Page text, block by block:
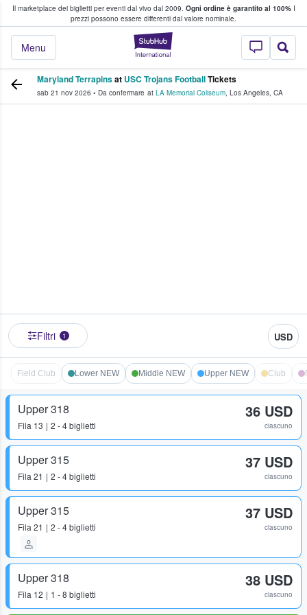
Il marketplace dei biglietti per eventi dal vivo dal 2009. Ogni ordine è garantito al 100%I
prezzi possono essere differenti dal valore nominale.
StubHub - Dove
Menu
fan comprano e vendono biglietti
Maryland Terrapinsat USC Trojans FootballTickets
sab 21 nov 2026 • Da confermare at LA Memorial Coliseum, Los Angeles, CA
Filtri 1 USD
Field Club Lower NEW Middle NEW Upper NEW Club
Upper 318
Fila 13 2 - 4 biglietti
36 USD
ciascuno
Upper 315
Fila 21 2 - 4 biglietti
37 USD
ciascuno
Upper 315
Fila 21 2 - 4 biglietti
37 USD
ciascuno
Upper 318
Fila 12 1 - 8 biglietti
38 USD
ciascuno